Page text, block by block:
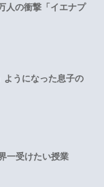
人の衝撃「イエナプ
ようになった息子の
一受けたい授業